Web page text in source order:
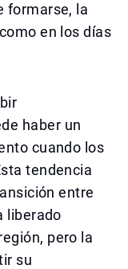
formarse, la
en los días
haber un
cuando los
tendencia
entre
liberado
pero la
su